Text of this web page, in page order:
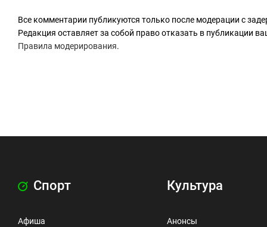
Все комментарии публикуются только после модерации с
Редакция оставляет за собой право отказать в публикации
Правила модерирования.
Спорт
Афиша
Культура
Анонсы